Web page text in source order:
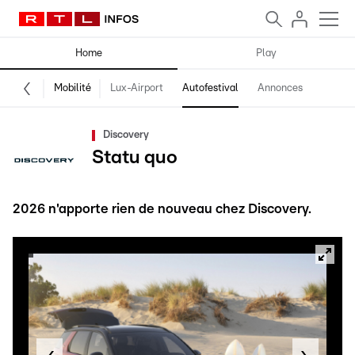
Home Play
Mobilité Lux-Airport Autofestival Annonces
Discovery
Statu quo
2026 n'apporte rien de nouveau chez Discovery.